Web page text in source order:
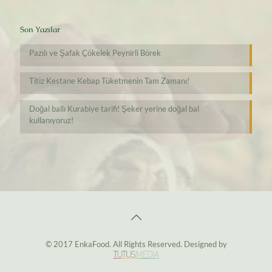
Son Yazılar
Pazılı ve Şafak Çökelek Peynirli Börek
Titiz Kestane Kebap Tüketmenin Tam Zamanı!
Doğal ballı Kurabiye tarifi! Şeker yerine doğal bal
kullanıyoruz!
© 2017 EnkaFood. All Rights Reserved. Designed by